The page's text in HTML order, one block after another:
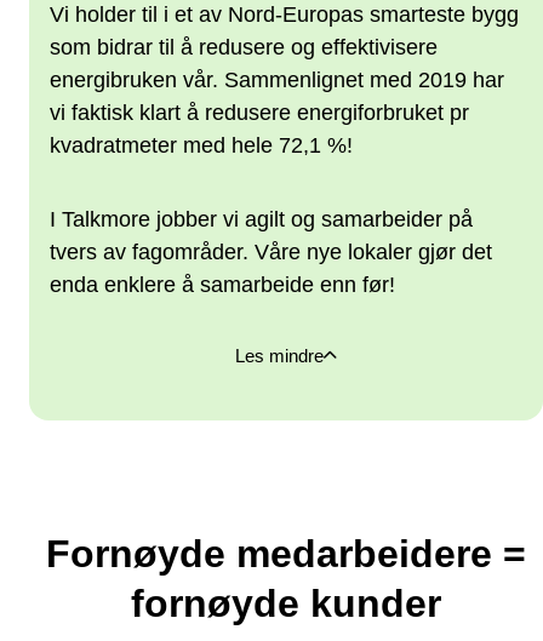
Vi holder til i et av Nord-Europas smarteste bygg
som bidrar til å redusere og effektivisere
energibruken vår. Sammenlignet med 2019 har
vi faktisk klart å redusere energiforbruket pr
kvadratmeter med hele 72,1 %!
I Talkmore jobber vi agilt og samarbeider på
tvers av fagområder. Våre nye lokaler gjør det
enda enklere å samarbeide enn før!
Les mindre
Fornøyde medarbeidere =
fornøyde kunder